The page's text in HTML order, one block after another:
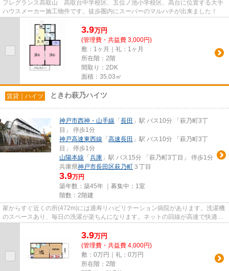
フレグランス高取山 高取台中学校区、五位ノ池小学校区、高台に位置する大手
ハウスメーカー施工物件です。徒歩圏内にスーパーのマルハチが出来ました！
3.9万円
(管理費・共益費 3,000円)
敷：1ヶ月｜礼：1ヶ月
所在階：2階
間取り：2DK
面積：35.03㎡
賃貸｜ハイツ ときわ萩乃ハイツ
神戸市西神・山手線 「 長田 」駅 バス10分 「萩乃町3丁
目」 停歩1分
神戸高速東西線 「 高速長田 」駅 バス10分 「萩乃町3丁
目」 停歩1分
山陽本線 「 兵庫 」駅 バス15分 「萩乃町3丁目」 停歩1分
兵庫県神戸市長田区萩乃町 ３丁目
3.9万円
築年数：築45年 ｜募集中： 1室
階数：2階建
家からすぐ近くの所(472m)には適寿リハビリテーション病院があります。洗濯機
のスペースあり、毎日の洗濯が楽ちんになります。ネットの回線が高速で快適に
3.9万円
(管理費・共益費 4,000円)
敷：0万円｜礼：0万円
所在階：2階